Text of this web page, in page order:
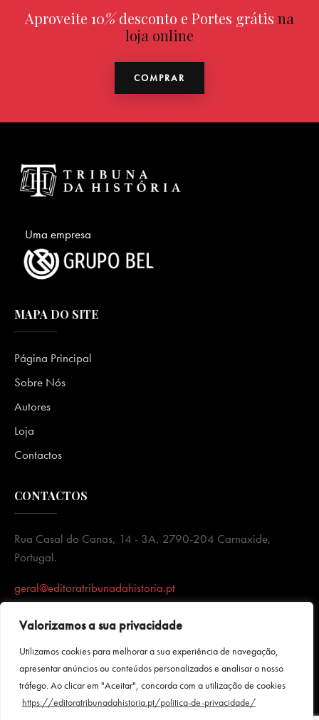
Valorizamos a sua privacidade
Utilizamos cookies para melhorar a sua experiência de navegação,
apresentar anúncios ou conteúdos personalizados e analisar o nosso
tráfego. Ao clicar em "Aceitar", concorda com a utilização de cookies
https://editoratribunadahistoria.pt/politica-de-privacidade/
Aproveite 10%desconto e Portes grátis na
loja online
COMPRAR
Uma empresa
MAPA DO SITE
Página Principal
Sobre Nós
Autores
Loja
Contactos
CONTACTOS
Rua Casal do Canas, 14 - 3A, 2790-204 Carnaxide,
Portugal.
geral@editoratribunadahistoria.pt